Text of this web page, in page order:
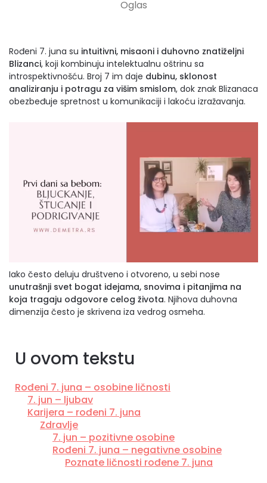
Rođeni 7. juna su intuitivni, misaoni i duhovno znatiželjni
Blizanci, koji kombinuju intelektualnu oštrinu sa
introspektivnošću. Broj 7 im daje dubinu, sklonost
analiziranju i potragu za višim smislom, dok znak Blizanaca
obezbeđuje spretnost u komunikaciji i lakoću izražavanja.
Iako često deluju društveno i otvoreno, u sebi nose
unutrašnji svet bogat idejama, snovima i pitanjima na
koja tragaju odgovore celog života. Njihova duhovna
dimenzija često je skrivena iza vedrog osmeha.
U ovom tekstu
Rođeni 7. juna – osobine ličnosti
7. jun – ljubav
Karijera – rođeni 7. juna
Zdravlje
7. jun – pozitivne osobine
Rođeni 7. juna – negativne osobine
Poznate ličnosti rođene 7. juna